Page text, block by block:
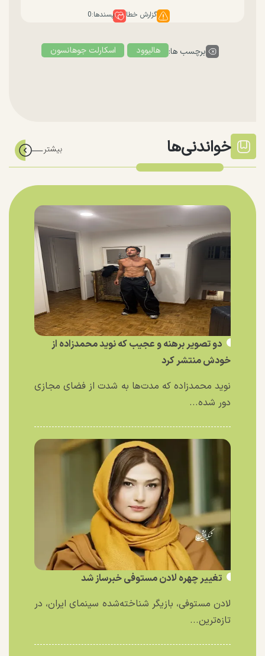
گزارش خطا پسندها:0
برچسب ها: هالیوود اسکارلت جوهانسون
خواندنی‌ها
دو تصویر برهنه و عجیب که نوید محمدزاده از
خودش منتشر کرد
نوید محمدزاده که مدت‌ها به شدت از فضای مجازی
دور شده...
تغییر چهره لادن مستوفی خبرساز شد
لادن مستوفی، بازیگر شناخته‌شده سینمای ایران، در
تازه‌ترین...